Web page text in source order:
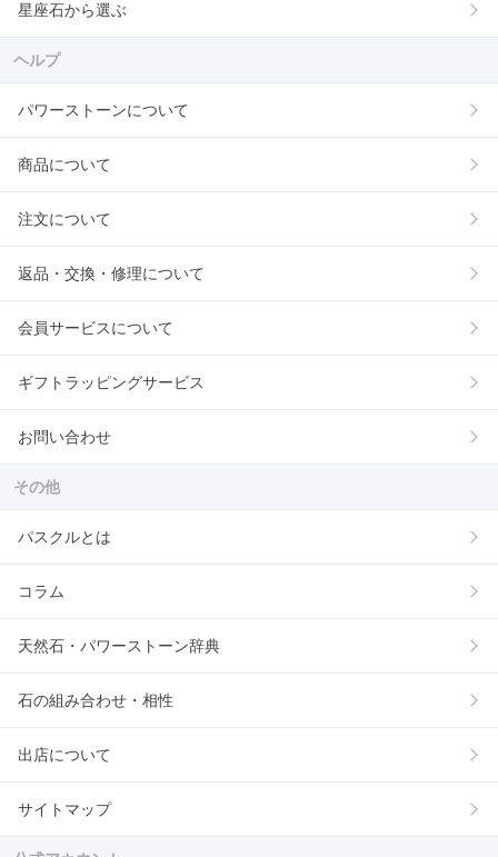
星座石から選ぶ
ヘルプ
パワーストーンについて
商品について
注文について
返品・交換・修理について
会員サービスについて
ギフトラッピングサービス
お問い合わせ
その他
パスクルとは
コラム
天然石・パワーストーン辞典
石の組み合わせ・相性
出店について
サイトマップ